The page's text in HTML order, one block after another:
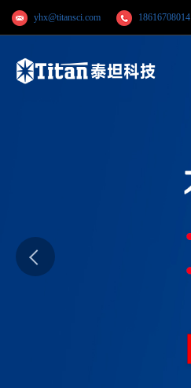
yhx@titansci.com 18616708014